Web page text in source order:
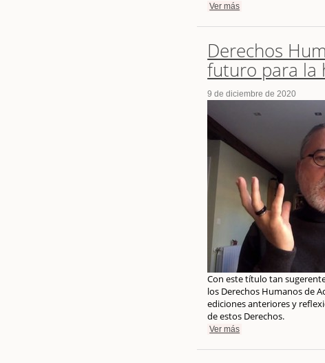
Ver más
Derechos
futuro para la
9 de diciembre de 2020
Con este título tan
los Derechos Humanos de
ediciones anteriores y
de estos Derechos.
Ver más